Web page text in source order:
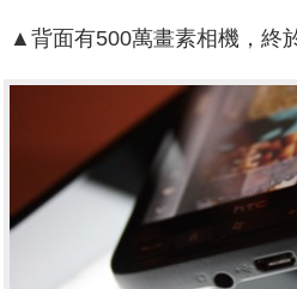
▲背面有500萬畫素相機，終